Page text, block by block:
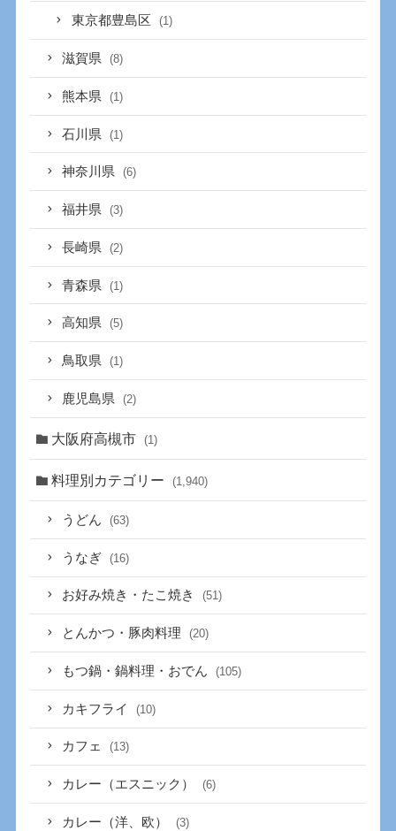
東京都豊島区 (1)
滋賀県 (8)
熊本県 (1)
石川県 (1)
神奈川県 (6)
福井県 (3)
長崎県 (2)
青森県 (1)
高知県 (5)
鳥取県 (1)
鹿児島県 (2)
大阪府高槻市 (1)
料理別カテゴリー (1,940)
うどん (63)
うなぎ (16)
お好み焼き・たこ焼き (51)
とんかつ・豚肉料理 (20)
もつ鍋・鍋料理・おでん (105)
カキフライ (10)
カフェ (13)
カレー（エスニック） (6)
カレー（洋、欧） (3)